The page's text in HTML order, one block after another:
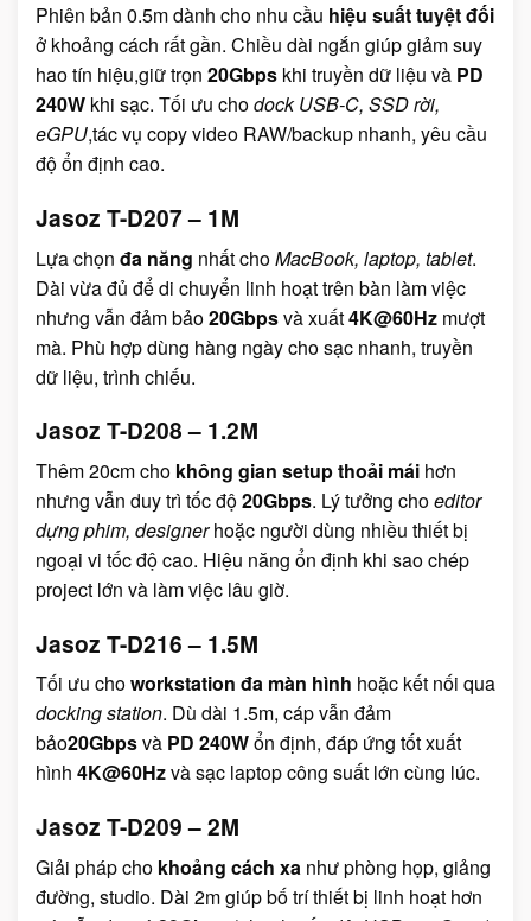
Phiên bản 0.5m dành cho nhu cầu hiệu suất tuyệt đối
ở khoảng cách rất gần. Chiều dài ngắn giúp giảm suy
hao tín hiệu,giữ trọn 20Gbps khi truyền dữ liệu và PD
240W khi sạc. Tối ưu chodock USB-C, SSD rời,
eGPU,tác vụ copy video RAW/backup nhanh, yêu cầu
độ ổn định cao.
Jasoz T-D207 – 1M
Lựa chọn đa năng nhất choMacBook, laptop, tablet.
Dài vừa đủ để di chuyển linh hoạt trên bàn làm việc
nhưng vẫn đảm bảo20Gbpsvà xuất4K@60Hz mượt
mà. Phù hợp dùng hàng ngày cho sạc nhanh, truyền
dữ liệu, trình chiếu.
Jasoz T-D208 – 1.2M
Thêm 20cm cho không gian setup thoải mái hơn
nhưng vẫn duy trì tốc độ20Gbps. Lý tưởng choeditor
dựng phim, designerhoặc người dùng nhiều thiết bị
ngoại vi tốc độ cao. Hiệu năng ổn định khi sao chép
project lớn và làm việc lâu giờ.
Jasoz T-D216 – 1.5M
Tối ưu choworkstation đa màn hình hoặc kết nối qua
docking station. Dù dài 1.5m, cáp vẫn đảm
bảo20Gbpsvà PD 240Wổn định, đáp ứng tốt xuất
hình 4K@60Hzvà sạc laptop công suất lớn cùng lúc.
Jasoz T-D209 – 2M
Giải pháp cho khoảng cách xa như phòng họp, giảng
đường, studio. Dài 2m giúp bố trí thiết bị linh hoạt hơn